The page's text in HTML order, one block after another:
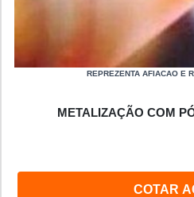
REPREZENTA AFIACAO E
METALIZAÇÃO COM
COTAR